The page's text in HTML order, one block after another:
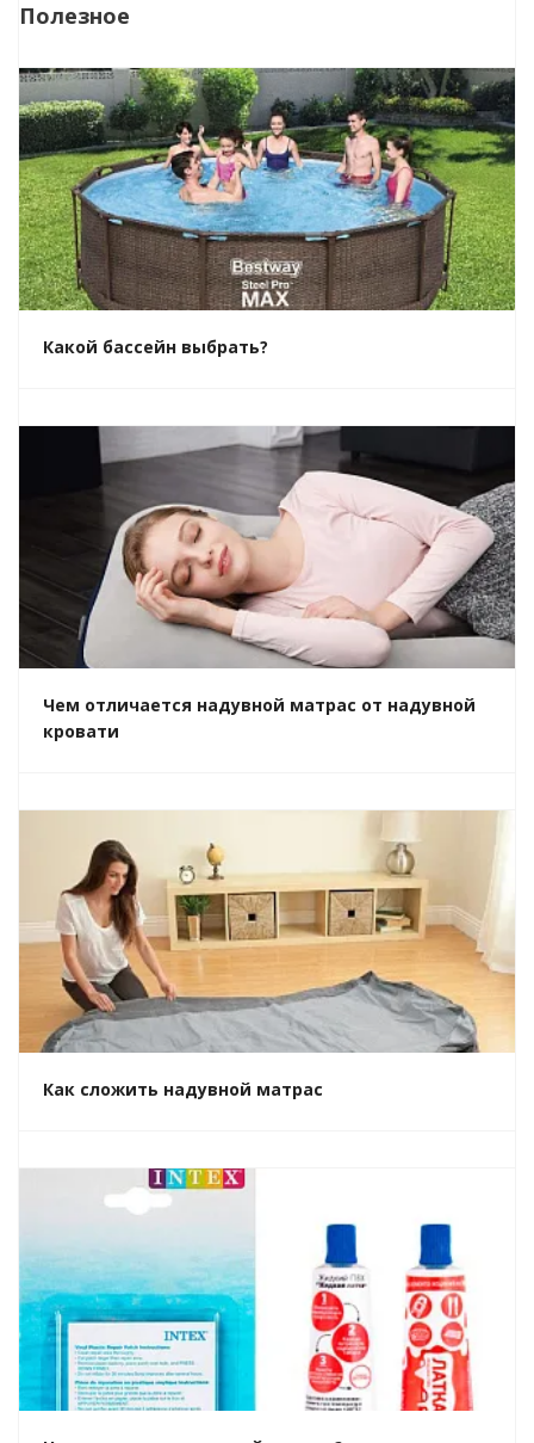
Полезное
Какой бассейн выбрать?
Чем отличается надувной матрас от надувной
кровати
Как сложить надувной матрас